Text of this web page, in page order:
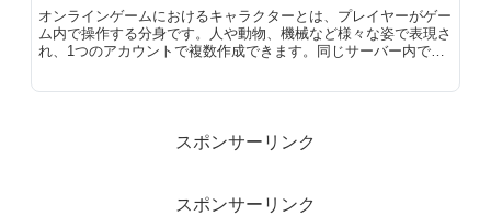
オンラインゲームにおけるキャラクターとは、プレイヤーがゲー
ム内で操作する分身です。人や動物、機械など様々な姿で表現さ
れ、1つのアカウントで複数作成できます。同じサーバー内では
スポンサーリンク
スポンサーリンク